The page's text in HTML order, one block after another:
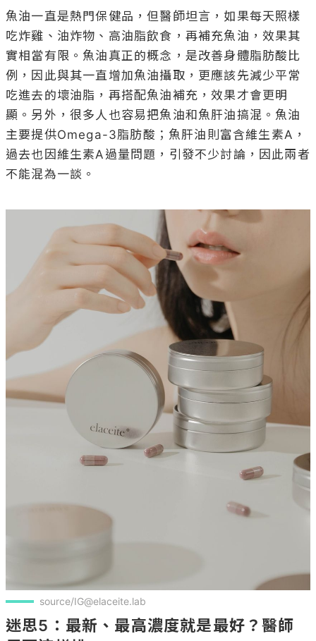
魚油一直是熱門保健品，但醫師坦言，如果每天照樣
吃炸雞、油炸物、高油脂飲食，再補充魚油，效果其
實相當有限。魚油真正的概念，是改善身體脂肪酸比
例，因此與其一直增加魚油攝取，更應該先減少平常
吃進去的壞油脂，再搭配魚油補充，效果才會更明
顯。另外，很多人也容易把魚油和魚肝油搞混。魚油
主要提供Omega-3脂肪酸；魚肝油則富含維生素A，
過去也因維生素A過量問題，引發不少討論，因此兩者
不能混為一談。
source/IG@elaceite.lab
迷思5：最新、最高濃度就是最好？醫師